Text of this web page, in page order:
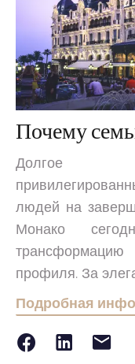
Почему
Долгое
людей на
Монако
профиля. За
Подробная